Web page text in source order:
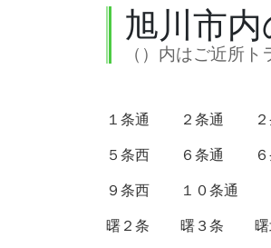
旭川市
（）内はご近所
１条通 ２条通
５条西
６条通
９条西
１０条通
曙２条
曙３条